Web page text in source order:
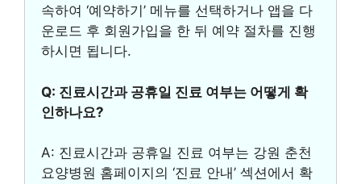
속하여 ‘예약하기’ 메뉴를 선택하거나 앱을 다
운로드 후 회원가입을 한 뒤 예약 절차를 진행
하시면 됩니다.
Q: 진료시간과 공휴일 진료 여부는 어떻게 확
인하나요?
A: 진료시간과 공휴일 진료 여부는 강원 춘천
요양병원 홈페이지의 ‘진료 안내’ 섹션에서 확